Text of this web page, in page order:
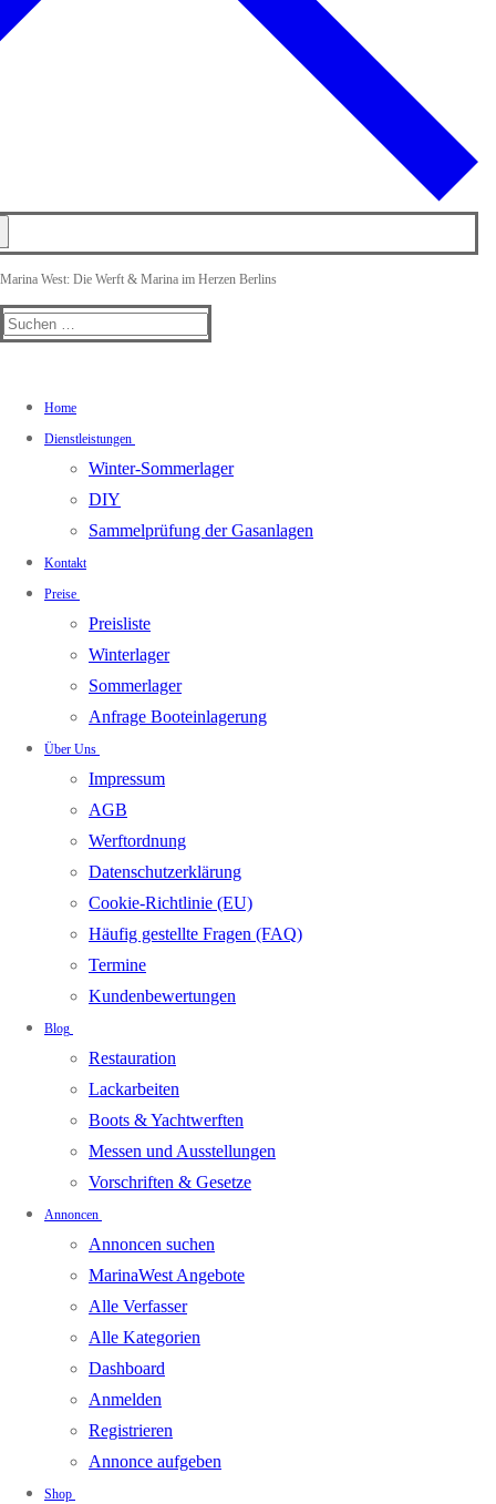
Marina West: Die Werft & Marina im Herzen Berlins
Suchen
Home
Dienstleistungen
Winter-Sommerlager
DIY
Sammelprüfung der Gasanlagen
Kontakt
Preise
Preisliste
Winterlager
Sommerlager
Anfrage Booteinlagerung
Über Uns
Impressum
AGB
Werftordnung
Datenschutzerklärung
Cookie-Richtlinie (EU)
Häufig gestellte Fragen (FAQ)
Termine
Kundenbewertungen
Blog
Restauration
Lackarbeiten
Boots & Yachtwerften
Messen und Ausstellungen
Vorschriften & Gesetze
Annoncen
Annoncen suchen
MarinaWest Angebote
Alle Verfasser
Alle Kategorien
Dashboard
Anmelden
Registrieren
Annonce aufgeben
Shop